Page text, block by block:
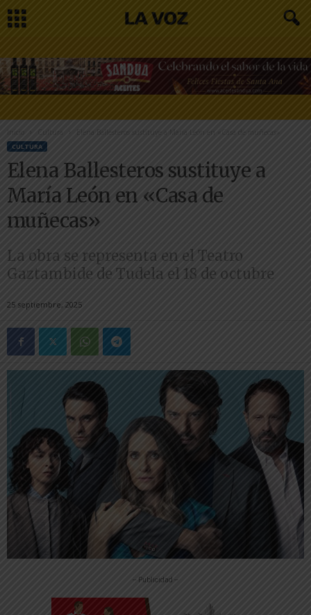
Inicio Cultura Elena Ballesteros sustituye a María León en «Casa de muñecas»
CULTURA
Elena Ballesteros sustituye a
María León en «Casa de
muñecas»
La obra se representa en el Teatro
Gaztambide de Tudela el 18 de octubre
25 septiembre, 2025
-- Publicidad --